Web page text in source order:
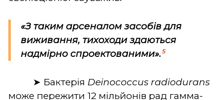
«З таким арсеналом засобів для
виживання, тихоходи здаються
надмірно спроектованими». 5
➤ Бактерія Deinococcus radiodurans
може пережити 12 мільйонів рад гамма-